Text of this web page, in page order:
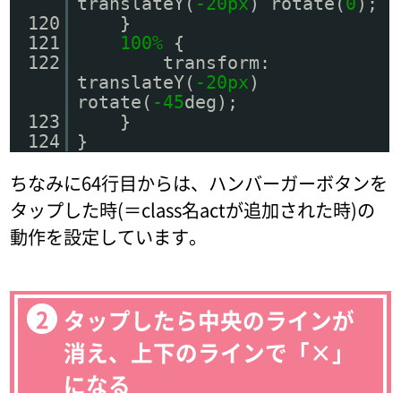
120
}
121
100% {
122
transform:
translateY( -20px)
rotate( -45deg);
123
}
124
}
ちなみに64行目からは、ハンバーガーボタンを
タップした時(＝class名actが追加された時)の
動作を設定しています。
タップしたら中央のラインが
消え、上下のラインで「×」
になる